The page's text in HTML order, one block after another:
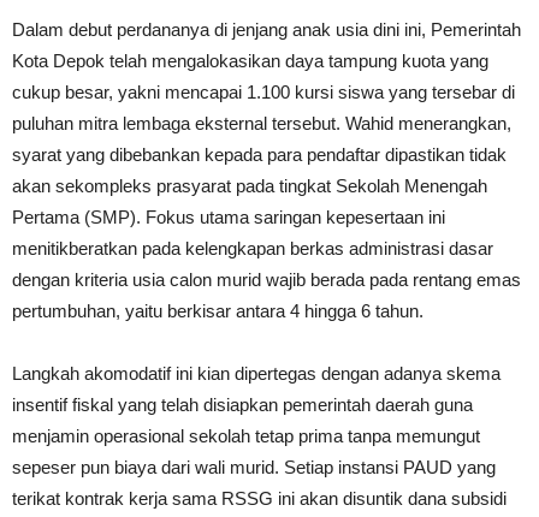
Dalam debut perdananya di jenjang anak usia dini ini, Pemerintah
Kota Depok telah mengalokasikan daya tampung kuota yang
cukup besar, yakni mencapai 1.100 kursi siswa yang tersebar di
puluhan mitra lembaga eksternal tersebut. Wahid menerangkan,
syarat yang dibebankan kepada para pendaftar dipastikan tidak
akan sekompleks prasyarat pada tingkat Sekolah Menengah
Pertama (SMP). Fokus utama saringan kepesertaan ini
menitikberatkan pada kelengkapan berkas administrasi dasar
dengan kriteria usia calon murid wajib berada pada rentang emas
pertumbuhan, yaitu berkisar antara 4 hingga 6 tahun.
Langkah akomodatif ini kian dipertegas dengan adanya skema
insentif fiskal yang telah disiapkan pemerintah daerah guna
menjamin operasional sekolah tetap prima tanpa memungut
sepeser pun biaya dari wali murid. Setiap instansi PAUD yang
terikat kontrak kerja sama RSSG ini akan disuntik dana subsidi